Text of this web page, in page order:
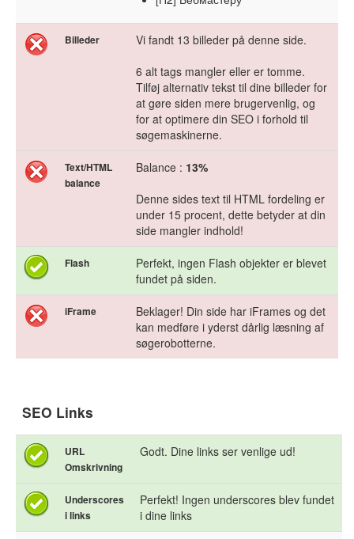
Billeder
Vi fandt 13 billeder på denne side.
6 alt tags mangler eller er tomme.
Tilføj alternativ tekst til dine billeder for
at gøre siden mere brugervenlig, og
for at optimere din SEO i forhold til
søgemaskinerne.
Text/HTML
balance
Balance : 13%
Denne sides text til HTML fordeling er
under 15 procent, dette betyder at din
side mangler indhold!
Flash
Perfekt, ingen Flash objekter er blevet
fundet på siden.
iFrame
Beklager! Din side har iFrames og det
kan medføre i yderst dårlig læsning af
søgerobotterne.
SEO Links
URL
Omskrivning
Godt. Dine links ser venlige ud!
Underscores
i links
Perfekt! Ingen underscores blev fundet
i dine links